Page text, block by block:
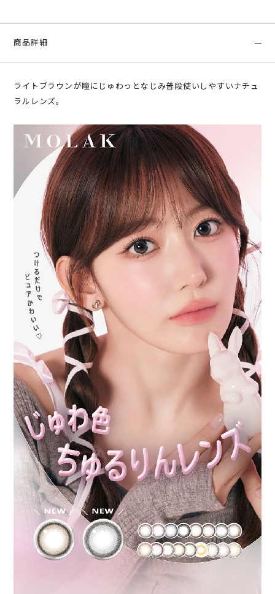
商品詳細
ライトブラウンが瞳にじゅわっとなじみ普段使いしやすいナチュ
ラルレンズ。